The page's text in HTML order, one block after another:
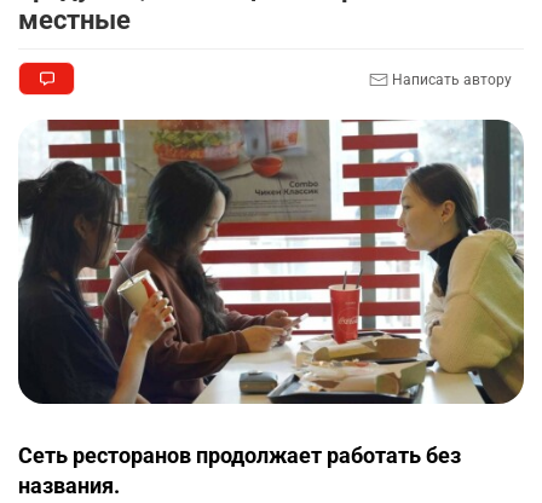
местные
Написать автору
Сеть ресторанов продолжает работать без
названия.